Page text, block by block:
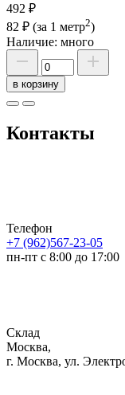
492 ₽
82 ₽ (за 1 метр2)
Наличие: много
в корзину
Контакты
Телефон
+7 (962)567-23-05
пн-пт с 8:00 до 17:00
Склад
Москва,
г. Москва, ул.